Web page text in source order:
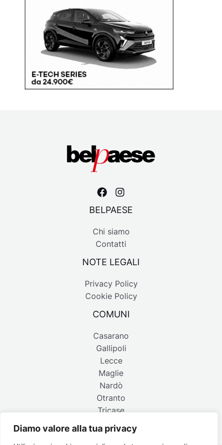
Diamo valore alla tua privacy
BELPAESE
Chi siamo
Contatti
NOTE LEGALI
Privacy Policy
Cookie Policy
COMUNI
Casarano
Gallipoli
Lecce
Maglie
Nardò
Otranto
Tricase